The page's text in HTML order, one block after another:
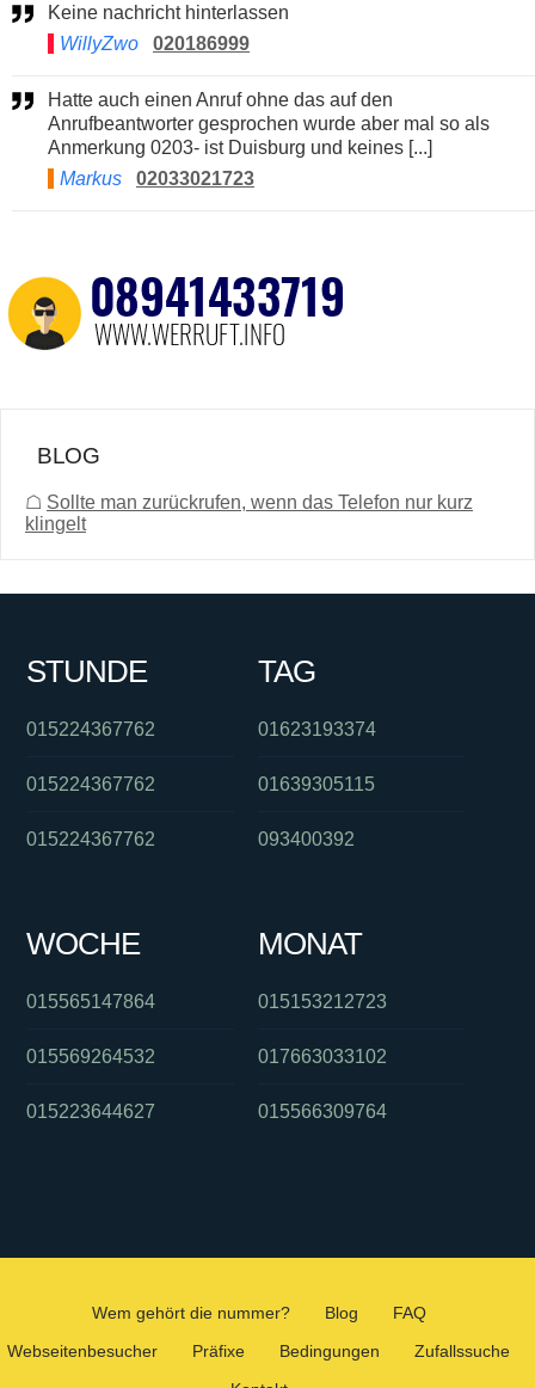
Keine nachricht hinterlassen
WillyZwo
020186999
Hatte auch einen Anruf ohne das auf den
Anrufbeantworter gesprochen wurde aber mal so als
Anmerkung 0203- ist Duisburg und keines [...]
Markus
02033021723
BLOG
☖ Sollte man zurückrufen, wenn das Telefon nur kurz
klingelt
STUNDE
015224367762
015224367762
015224367762
TAG
01623193374
01639305115
093400392
WOCHE
015565147864
015569264532
015223644627
MONAT
015153212723
017663033102
015566309764
Wem gehört die nummer? Blog
FAQ
Webseitenbesucher
Präfixe Bedingungen
Zufallssuche